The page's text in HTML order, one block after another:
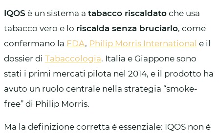
IQOS è un sistema a tabacco riscaldato che usa
tabacco vero e lo riscalda senza bruciarlo, come
confermano la FDA, Philip Morris International e il
dossier di Tabaccologia. Italia e Giappone sono
stati i primi mercati pilota nel 2014, e il prodotto ha
avuto un ruolo centrale nella strategia “smoke-
free” di Philip Morris.
Ma la definizione corretta è essenziale: IQOS non è